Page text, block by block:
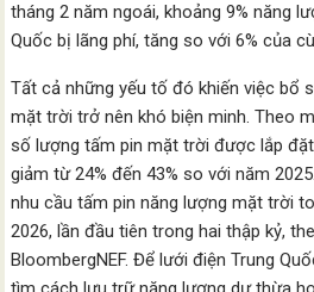
tháng 2 năm ngoái, khoảng 9% năng
Quốc bị lãng phí, tăng so với 6% của
Tất cả những yếu tố đó khiến việc bổ
mặt trời trở nên khó biện minh. Theo
số lượng tấm pin mặt trời được lắp
giảm từ 24% đến 43% so với năm
nhu cầu tấm pin năng lượng mặt trời
2026, lần đầu tiên trong hai thập kỷ,
BloombergNEF. Để lưới điện Trung